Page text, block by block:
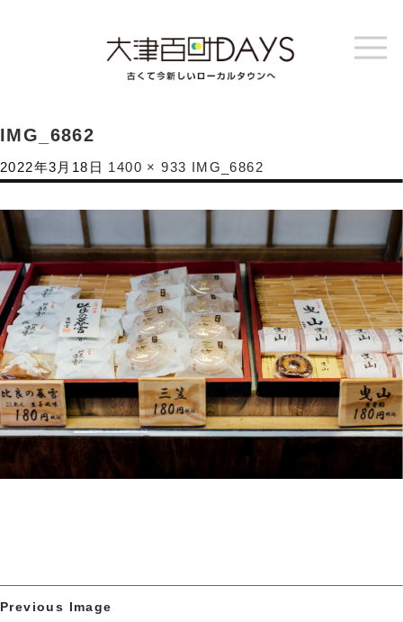
IMG_6862
2022年3月18日 1400 × 933 IMG_6862
Previous Image